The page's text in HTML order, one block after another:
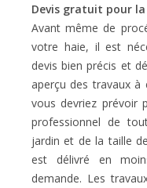
Devis gratuit pour
Avant même de
votre haie, il est
devis bien précis et
aperçu des travaux à
vous devriez prévoir
professionnel de
jardin et de la taille
est délivré en
demande. Les